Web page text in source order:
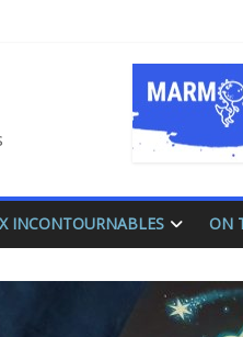
INCONTOURNABLES ON